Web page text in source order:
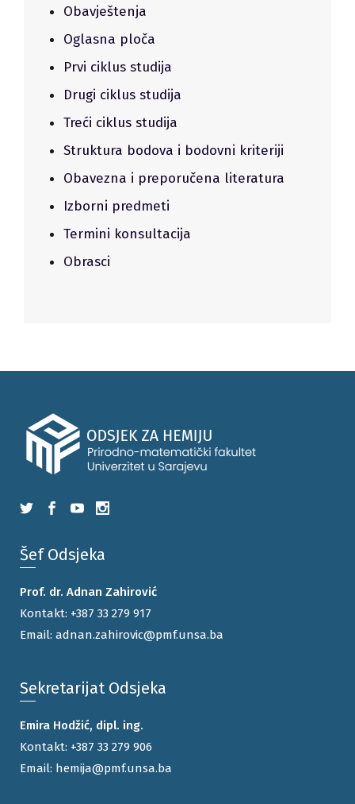
Obavještenja
Oglasna ploča
Prvi ciklus studija
Drugi ciklus studija
Treći ciklus studija
Struktura bodova i bodovni kriteriji
Obavezna i preporučena literatura
Izborni predmeti
Termini konsultacija
Obrasci
Šef Odsjeka
Prof. dr. Adnan Zahirović
Kontakt: +387 33 279 917
Email: adnan.zahirovic@pmf.unsa.ba
Sekretarijat Odsjeka
Emira Hodžić, dipl. ing.
Kontakt: +387 33 279 906
Email: hemija@pmf.unsa.ba